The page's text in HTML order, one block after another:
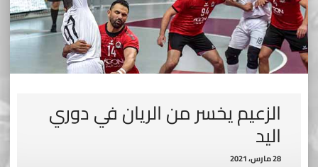
الزعيم يخسر من الريان في دوري
اليد
28 مارس، 2021